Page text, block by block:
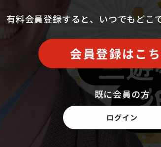
有料会員登録すると、いつでもどこ
会員登録はこ
既に会員の方
ログイン